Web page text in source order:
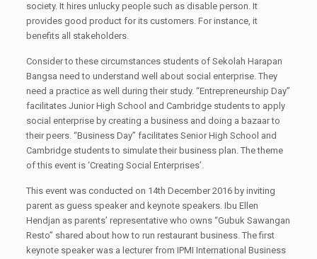
society. It hires unlucky people such as disable person. It
provides good product for its customers. For instance, it
benefits all stakeholders.
Consider to these circumstances students of Sekolah Harapan
Bangsa need to understand well about social enterprise. They
need a practice as well during their study. “Entrepreneurship Day”
facilitates Junior High School and Cambridge students to apply
social enterprise by creating a business and doing a bazaar to
their peers. “Business Day” facilitates Senior High School and
Cambridge students to simulate their business plan. The theme
of this event is ‘Creating Social Enterprises’.
This event was conducted on 14th December 2016 by inviting
parent as guess speaker and keynote speakers. Ibu Ellen
Hendjan as parents’ representative who owns “Gubuk Sawangan
Resto” shared about how to run restaurant business. The first
keynote speaker was a lecturer from IPMI International Business